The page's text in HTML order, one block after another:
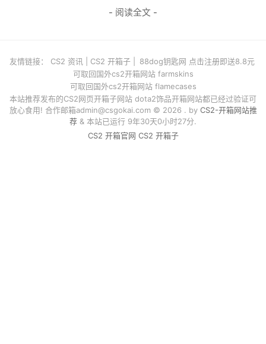
- 阅读全文 -
友情链接： CS2 资讯 CS2 开箱子
88dog钥匙网 点击注册即送8.8元
可取回国外cs2开箱网站 farmskins
可取回国外cs2开箱网站 flamecases
本站推荐发布的CS2网页开箱子网站 dota2饰品开箱网站都已经过验证可
放心食用! 合作邮箱admin@csgokai.com© 2026 . by CS2-开箱网站推
荐 & 本站已运行 9年30天0小时27分.
CS2 开箱官网 CS2 开箱子